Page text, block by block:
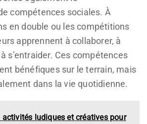
compétences sociales. À
en double ou les compétitions
apprennent à collaborer, à
s’entraider. Ces compétences
bénéfiques sur le terrain, mais
dans la vie quotidienne.
activités ludiques et créatives pour